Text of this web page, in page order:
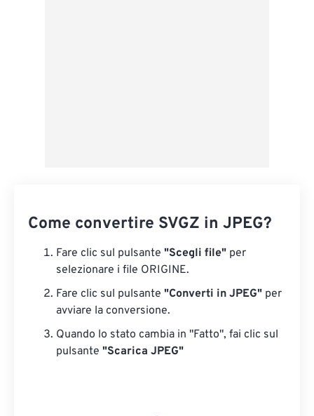
Come convertire SVGZ in JPEG?
Fare clic sul pulsante "Scegli file" per
selezionare i file ORIGINE.
Fare clic sul pulsante "Converti in JPEG" per
avviare la conversione.
Quando lo stato cambia in "Fatto", fai clic sul
pulsante "Scarica JPEG"